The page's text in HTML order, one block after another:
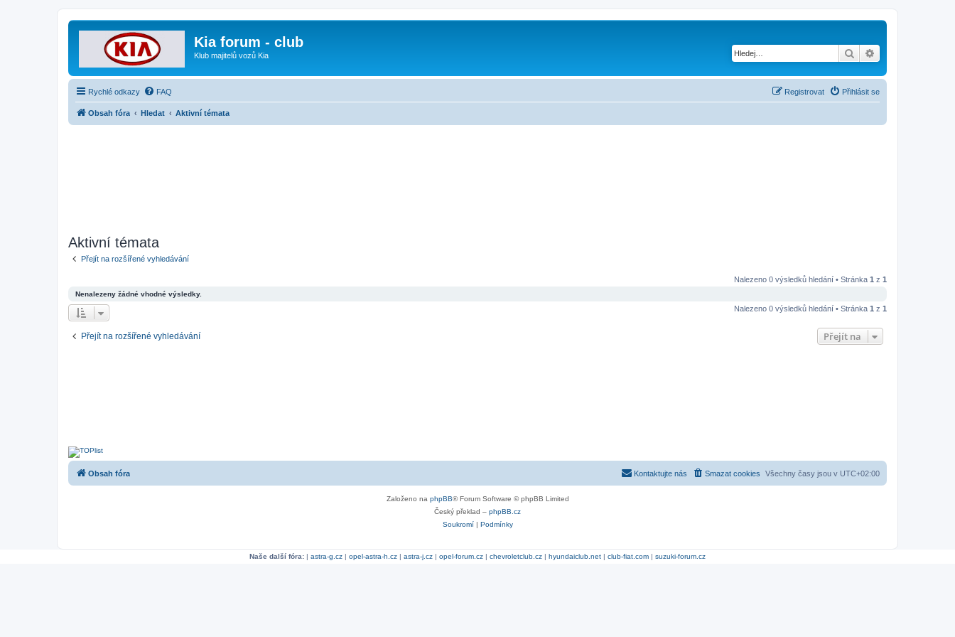
Kia forum - club
Klub majitelů vozů Kia Hledat
Rychlé odkazy FAQ Přihlásit se
Registrovat
Obsah fóra Hledat Aktivní témata
Aktivní témata
Přejít na rozšířené vyhledávání
Nalezeno 0 výsledků hledání • Stránka 1 z 1
Nenalezeny žádné vhodné výsledky.
Nalezeno 0 výsledků hledání • Stránka 1 z 1
Přejít na rozšířené vyhledávání Přejít na
Obsah fóra Všechny časy jsou v UTC+02:00
Smazat cookies
Kontaktujte nás
Založeno na phpBB® Forum Software © phpBB Limited
Český překlad – phpBB.cz
Soukromí| Podmínky
Naše další fóra: | astra-g.cz | opel-astra-h.cz | astra-j.cz | opel-forum.cz | chevroletclub.cz | hyundaiclub.net | club-fiat.com | suzuki-forum.cz